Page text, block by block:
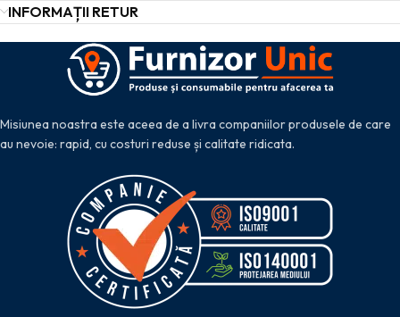
INFORMAȚII RETUR
Misiunea noastra este aceea de a livra companiilor produsele de care
au nevoie: rapid, cu costuri reduse și calitate ridicata.